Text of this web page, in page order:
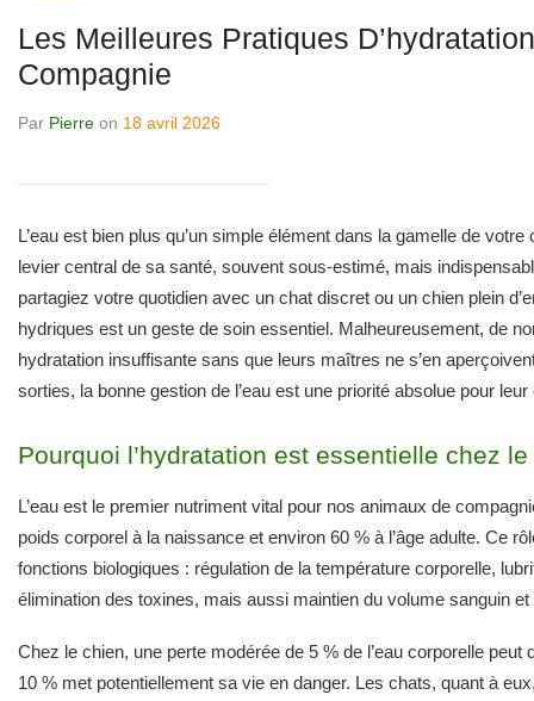
Les Meilleures Pratiques
Compagnie
Par Pierre on 18 avril 2026
L’eau est bien plus qu’un simple élément dans la gamelle de
levier central de sa santé, souvent sous-estimé, mais
partagiez votre quotidien avec un chat discret ou un chien plein
hydriques est un geste de soin essentiel. Malheureusement, de
hydratation insuffisante sans que leurs maîtres ne s’en
sorties, la bonne gestion de l’eau est une priorité absolue pour
Pourquoi l’hydratation est essentielle chez
L’eau est le premier nutriment vital pour nos animaux de
poids corporel à la naissance et environ 60 % à l’âge adulte. Ce
fonctions biologiques : régulation de la température corporelle,
élimination des toxines, mais aussi maintien du volume sanguin
Chez le chien, une perte modérée de 5 % de l’eau corporelle peut
10 % met potentiellement sa vie en danger. Les chats, quant à